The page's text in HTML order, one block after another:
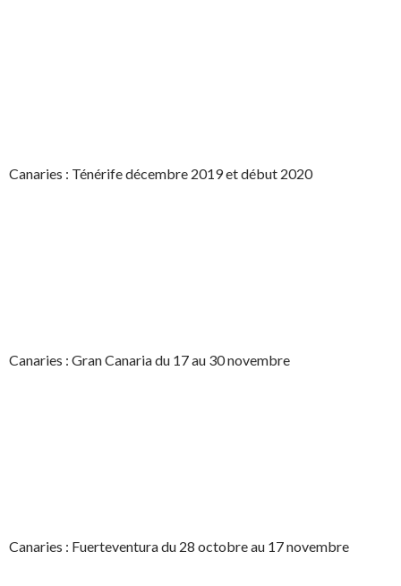
Canaries : Ténérife décembre 2019 et début 2020
Canaries : Gran Canaria du 17 au 30 novembre
Canaries : Fuerteventura du 28 octobre au 17 novembre